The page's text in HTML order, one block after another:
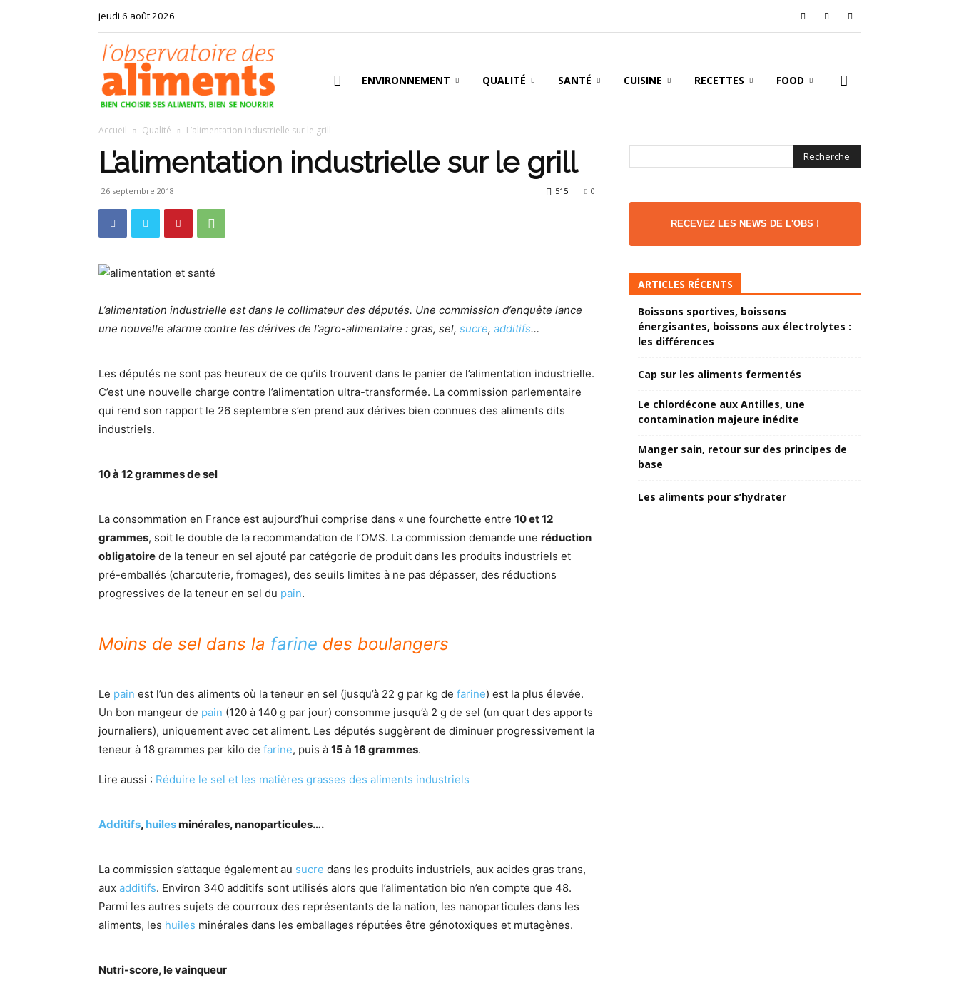
jeudi 6 août 2026
ENVIRONNEMENT QUALITÉ SANTÉ CUISINE RECETTES FOOD
Accueil Qualité L’alimentation industrielle sur le grill
L’alimentation industrielle sur le grill
26 septembre 2018 0
515
L’alimentation industrielle est dans le collimateur des députés. Une commission d’enquête lance
une nouvelle alarme contre les dérives de l’agro-alimentaire : gras, sel, sucre, additifs…
Les députés ne sont pas heureux de ce qu’ils trouvent dans le panier de l’alimentation industrielle.
C’est une nouvelle charge contre l’alimentation ultra-transformée. La commission parlementaire
qui rend son rapport le 26 septembre s’en prend aux dérives bien connues des aliments dits
industriels.
10 à 12 grammes de sel
La consommation en France est aujourd’hui comprise dans « une fourchette entre 10 et 12
grammes, soit le double de la recommandation de l’OMS. La commission demande une réduction
obligatoire de la teneur en sel ajouté par catégorie de produit dans les produits industriels et
pré-emballés (charcuterie, fromages), des seuils limites à ne pas dépasser, des réductions
progressives de la teneur en sel du pain.
Moins de sel dans la farine des boulangers
Le pain est l’un des aliments où la teneur en sel (jusqu’à 22 g par kg de farine) est la plus élevée.
Un bon mangeur de pain (120 à 140 g par jour) consomme jusqu’à 2 g de sel (un quart des apports
journaliers), uniquement avec cet aliment. Les députés suggèrent de diminuer progressivement la
teneur à 18 grammes par kilo de farine, puis à 15 à 16 grammes.
Lire aussi : Réduire le sel et les matières grasses des aliments industriels
Additifs, huilesminérales, nanoparticules….
La commission s’attaque également au sucre dans les produits industriels, aux acides gras trans,
aux additifs. Environ 340 additifs sont utilisés alors que l’alimentation bio n’en compte que 48.
Parmi les autres sujets de courroux des représentants de la nation, les nanoparticules dans les
aliments, les huiles minérales dans les emballages réputées être génotoxiques et mutagènes.
Nutri-score, le vainqueur
RECEVEZ LES NEWS DE L'OBS !
ARTICLES RÉCENTS
Boissons sportives, boissons
énergisantes, boissons aux électrolytes :
les différences
Cap sur les aliments fermentés
Le chlordécone aux Antilles, une
contamination majeure inédite
Manger sain, retour sur des principes de
base
Les aliments pour s’hydrater